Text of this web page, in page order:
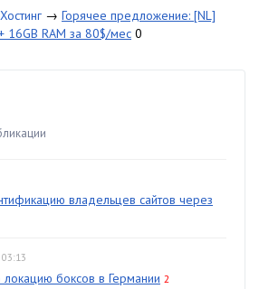
→ Горячее предложение: [NL]
16GB RAM за 80$/мес 0
владельцев сайтов через
03:13
боксов в Германии 2